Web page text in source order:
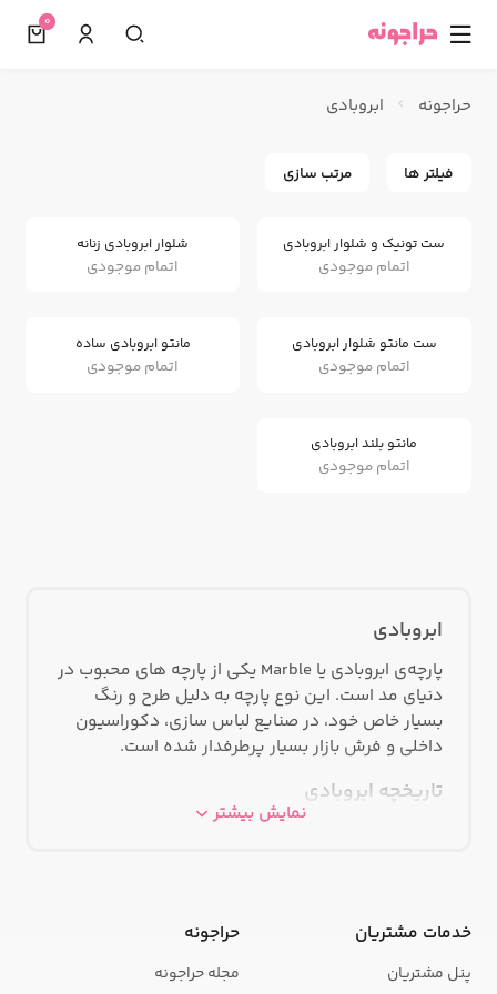
☰
0
حراجونه ابروبادی
فیلتر ها مرتب سازی
ست تونیک و شلوار ابروبادی
اتمام موجودی
شلوار ابروبادی زنانه
اتمام موجودی
ست مانتو شلوار ابروبادی
اتمام موجودی
مانتو ابروبادی ساده
اتمام موجودی
مانتو بلند ابروبادی
اتمام موجودی
ابروبادی
پارچه‌ی ابروبادی یا Marble یکی از پارچه های محبوب در
دنیای مد است. این نوع پارچه به دلیل طرح و رنگ
بسیار خاص خود، در صنایع لباس سازی، دکوراسیون
داخلی و فرش بازار بسیار پرطرفدار شده است.
تاریخچه ابروبادی
میلادی، تولید این پارچه با استفاده از الیاف پنبه و پلی
نمایش بیشتر
خدمات مشتریان
پنل مشتریان
حراجونه
مجله حراجونه